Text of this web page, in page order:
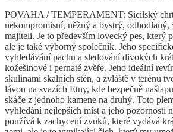
POVAHA / TEMPERAMENT: Sicilský
nekompromisní, něžný a bystrý, odhodlaný,
majiteli. Je to především lovecký pes, který
ale je také výborný společník. Jeho
vyhledávání pachu a sledování divokých
kožešinové i pernaté zvěře. Jeho ideální
skulinami skalních stěn, a zvláště v terénu
lávou na svazích Etny, kde bezpečně
skáče z jednoho kamene na druhý. Toto
vyhledání nejlepších míst a jeho pozornosti
používá k zachycení zvuků, které vydává